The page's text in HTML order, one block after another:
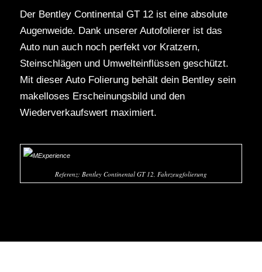
Der Bentley Continental GT 12 ist eine absolute
Augenweide. Dank unserer Autofolierer ist das
Auto nun auch noch perfekt vor Kratzern,
Steinschlägen und Umwelteinflüssen geschützt.
Mit dieser Auto Folierung behält dein Bentley sein
makelloses Erscheinungsbild und den
Wiederverkaufswert maximiert.
Referenz: Bentley Continental GT 12, Fahrzeugfolierung